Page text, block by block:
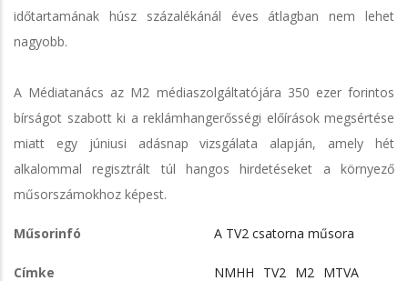
időtartamának húsz százalékánál éves átlagban nem lehet
nagyobb.
A Médiatanács az M2 médiaszolgáltatójára 350 ezer forintos
bírságot szabott ki a reklámhangerősségi előírások megsértése
miatt egy júniusi adásnap vizsgálata alapján, amely hét
alkalommal regisztrált túl hangos hirdetéseket a környező
műsorszámokhoz képest.
Műsorinfó A TV2 csatorna műsora
Címke NMHH TV2 M2 MTVA